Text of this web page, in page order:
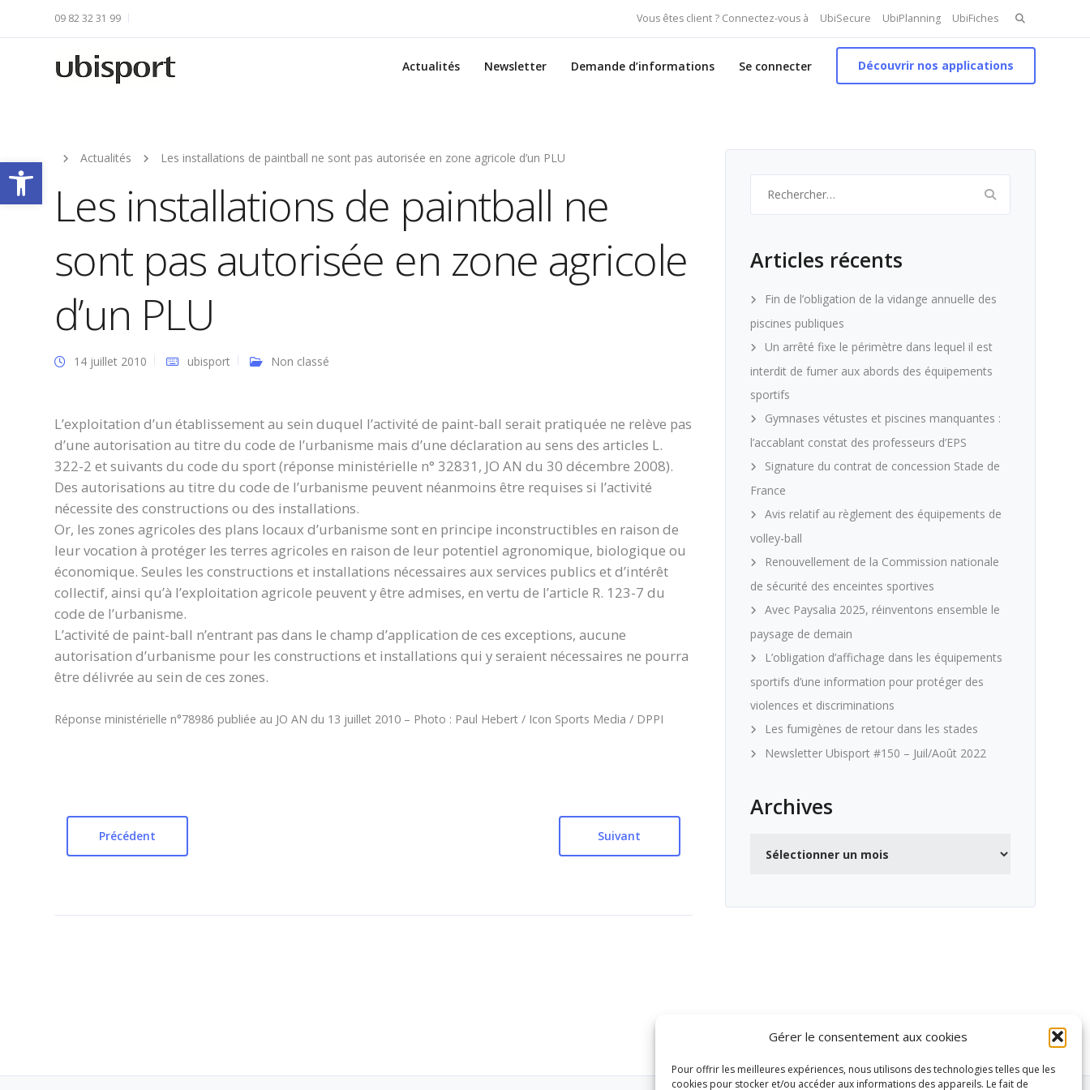
Ouvrir la barre d’outils
Gérer le consentement aux cookies
Pour offrir les meilleures expériences, nous utilisons des technologies telles que les
cookies pour stocker et/ou accéder aux informations des appareils. Le fait de
Vous êtes client ? Connectez-vous à UbiSecure UbiPlanning UbiFiches Search
for:
09 82 32 31 99
Actualités Newsletter Demande d’informations Se connecter Découvrir nos applications
Actualités Les installations de paintball ne sont pas autorisée en zone agricole d’un PLU
Les installations de paintball ne
sont pas autorisée en zone agricole
d’un PLU
14 juillet 2010 ubisport Non classé
L’exploitation d’un établissement au sein duquel l’activité de paint-ball serait pratiquée ne relève pas
d’une autorisation au titre du code de l’urbanisme mais d’une déclaration au sens des articles L.
322-2 et suivants du code du sport (réponse ministérielle n° 32831, JO AN du 30 décembre 2008).
Des autorisations au titre du code de l’urbanisme peuvent néanmoins être requises si l’activité
nécessite des constructions ou des installations.
Or, les zones agricoles des plans locaux d’urbanisme sont en principe inconstructibles en raison de
leur vocation à protéger les terres agricoles en raison de leur potentiel agronomique, biologique ou
économique. Seules les constructions et installations nécessaires aux services publics et d’intérêt
collectif, ainsi qu’à l’exploitation agricole peuvent y être admises, en vertu de l’article R. 123-7 du
code de l’urbanisme.
L’activité de paint-ball n’entrant pas dans le champ d’application de ces exceptions, aucune
autorisation d’urbanisme pour les constructions et installations qui y seraient nécessaires ne pourra
être délivrée au sein de ces zones.
Réponse ministérielle n°78986 publiée au JO AN du 13 juillet 2010 – Photo : Paul Hebert / Icon Sports Media / DPPI
Précédent Suivant
Articles récents
Fin de l’obligation de la vidange annuelle des
piscines publiques
Un arrêté fixe le périmètre dans lequel il est
interdit de fumer aux abords des équipements
sportifs
Gymnases vétustes et piscines manquantes :
l’accablant constat des professeurs d’EPS
Signature du contrat de concession Stade de
France
Avis relatif au règlement des équipements de
volley-ball
Renouvellement de la Commission nationale
de sécurité des enceintes sportives
Avec Paysalia 2025, réinventons ensemble le
paysage de demain
L’obligation d’affichage dans les équipements
sportifs d’une information pour protéger des
violences et discriminations
Les fumigènes de retour dans les stades
Newsletter Ubisport #150 – Juil/Août 2022
Archives